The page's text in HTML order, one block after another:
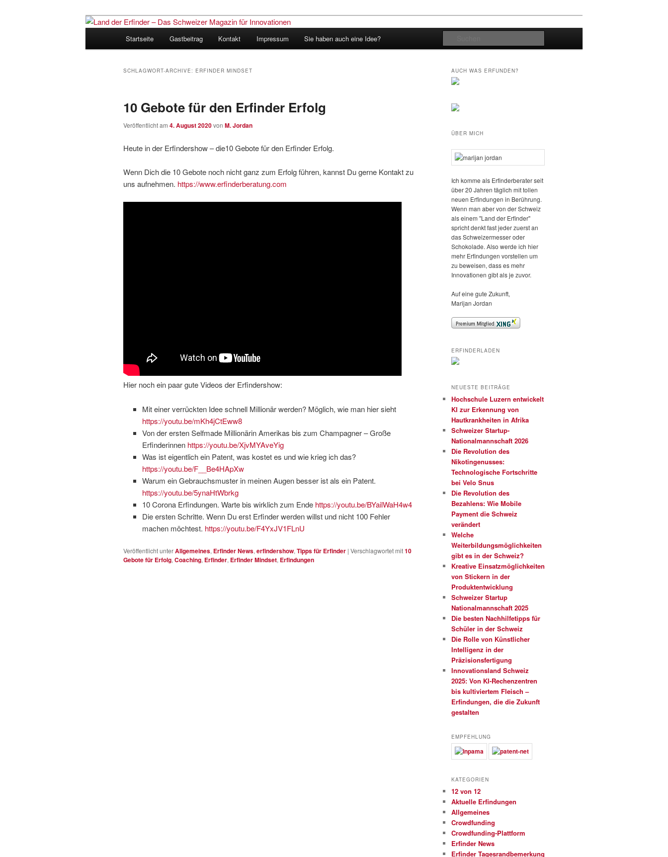
Land der Erfinder – Das Schweizer Magazin
für Innovationen
Startseite Gastbeitrag Kontakt Impressum Sie haben auch eine Idee?
SCHLAGWORT-ARCHIVE: ERFINDER MINDSET
10 Gebote für den Erfinder Erfolg
Veröffentlicht am 4. August 2020von M. Jordan
Heute in der Erfindershow – die10 Gebote für den Erfinder Erfolg.
Wenn Dich die 10 Gebote noch nicht ganz zum Erfolg führen, kannst Du gerne Kontakt zu
uns aufnehmen. https://www.erfinderberatung.com
Hier noch ein paar gute Videos der Erfindershow:
Mit einer verrückten Idee schnell Millionär werden? Möglich, wie man hier sieht
https://youtu.be/mKh4jCtEww8
Von der ersten Selfmade Millionärin Amerikas bis zum Champagner – Große
Erfinderinnen https://youtu.be/XjvMYAveYig
Was ist eigentlich ein Patent, was kostet es und wie krieg ich das?
https://youtu.be/F__Be4HApXw
Warum ein Gebrauchsmuster in meinen Augen besser ist als ein Patent.
https://youtu.be/5ynaHtWbrkg
10 Corona Erfindungen. Warte bis wirklich zum Ende https://youtu.be/BYailWaH4w4
Die ersten Schritte. Wenn Du erst Erfinder werden willst und nicht 100 Fehler
machen möchtest. https://youtu.be/F4YxJV1FLnU
Veröffentlicht unterAllgemeines, Erfinder News, erfindershow, Tipps für Erfinder | Verschlagwortet mit10
Gebote für Erfolg, Coaching, Erfinder, Erfinder Mindset, Erfindungen
AUCH WAS ERFUNDEN?
ÜBER MICH
Ich komme als Erfinderberater seit
über 20 Jahren täglich mit tollen
neuen Erfindungen in Berührung.
Wenn man aber von der Schweiz
als einem "Land der Erfinder"
spricht denkt fast jeder zuerst an
das Schweizermesser oder
Schokolade. Also werde ich hier
mehr Erfindungen vorstellen um
zu beweisen, dass es mehr
Innovationen gibt als je zuvor.
Auf eine gute Zukunft,
Marijan Jordan
ERFINDERLADEN
NEUESTE BEITRÄGE
Hochschule Luzern entwickelt
KI zur Erkennung von
Hautkrankheiten in Afrika
Schweizer Startup-
Nationalmannschaft 2026
Die Revolution des
Nikotingenusses:
Technologische Fortschritte
bei Velo Snus
Die Revolution des
Bezahlens: Wie Mobile
Payment die Schweiz
verändert
Welche
Weiterbildungsmöglichkeiten
gibt es in der Schweiz?
Kreative Einsatzmöglichkeiten
von Stickern in der
Produktentwicklung
Schweizer Startup
Nationalmannschaft 2025
Die besten Nachhilfetipps für
Schüler in der Schweiz
Die Rolle von Künstlicher
Intelligenz in der
Präzisionsfertigung
Innovationsland Schweiz
2025: Von KI-Rechenzentren
bis kultiviertem Fleisch –
Erfindungen, die die Zukunft
gestalten
EMPFEHLUNG
KATEGORIEN
12 von 12
Aktuelle Erfindungen
Allgemeines
Crowdfunding
Crowdfunding-Plattform
Erfinder News
Erfinder Tagesrandbemerkung